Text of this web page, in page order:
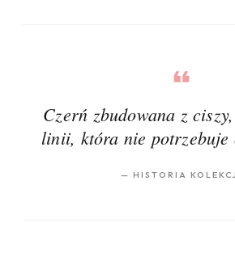
Czerń zbudowana z
linii, która nie potrzebuje
— HISTORIA